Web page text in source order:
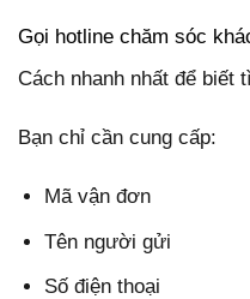
Gọi hotline chăm sóc
Cách nhanh nhất để biết
Bạn chỉ cần cung cấp:
Mã vận đơn
Tên người gửi
Số điện thoại